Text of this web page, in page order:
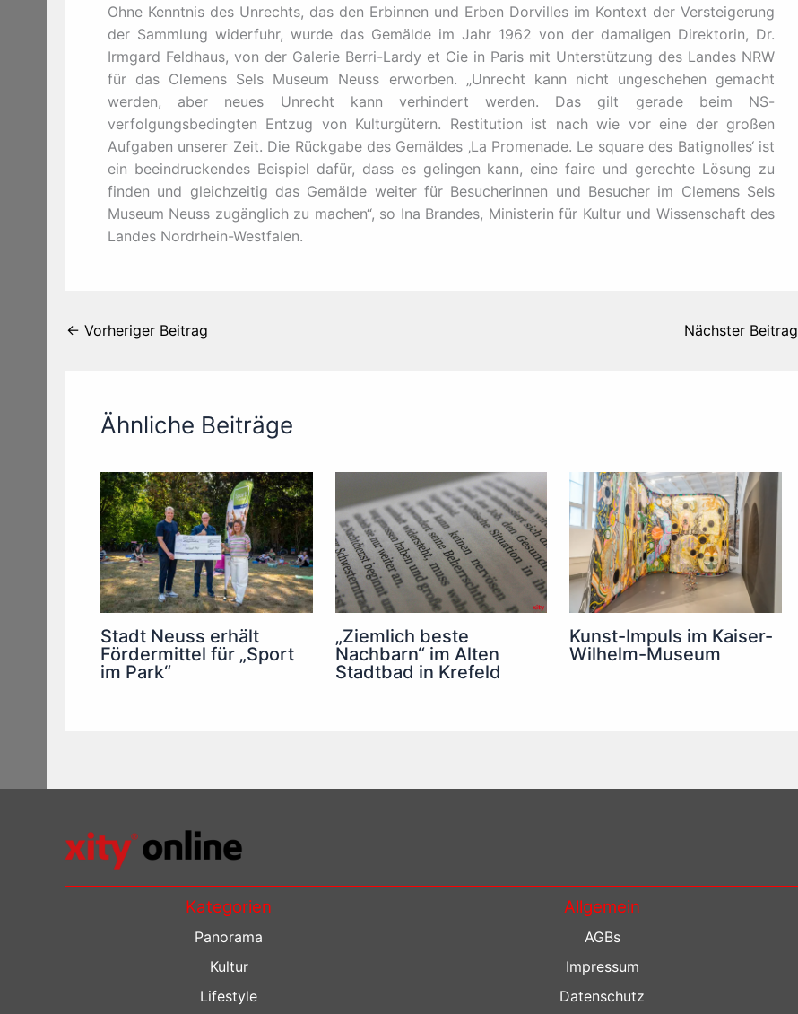
Ohne Kenntnis des Unrechts, das den Erbinnen und Erben Dorvilles im Kontext der Versteigerung
der Sammlung widerfuhr, wurde das Gemälde im Jahr 1962 von der damaligen Direktorin, Dr.
Irmgard Feldhaus, von der Galerie Berri-Lardy et Cie in Paris mit Unterstützung des Landes NRW
für das Clemens Sels Museum Neuss erworben. „Unrecht kann nicht ungeschehen gemacht
werden, aber neues Unrecht kann verhindert werden. Das gilt gerade beim NS-
verfolgungsbedingten Entzug von Kulturgütern. Restitution ist nach wie vor eine der großen
Aufgaben unserer Zeit. Die Rückgabe des Gemäldes ‚La Promenade. Le square des Batignolles‘ ist
ein beeindruckendes Beispiel dafür, dass es gelingen kann, eine faire und gerechte Lösung zu
finden und gleichzeitig das Gemälde weiter für Besucherinnen und Besucher im Clemens Sels
Museum Neuss zugänglich zu machen“, so Ina Brandes, Ministerin für Kultur und Wissenschaft des
Landes Nordrhein-Westfalen.
← Vorheriger Beitrag Nächster Beitrag
Ähnliche Beiträge
Stadt Neuss erhält
Fördermittel für „Sport
im Park“
„Ziemlich beste
Nachbarn“ im Alten
Stadtbad in Krefeld
Kunst-Impuls im Kaiser-
Wilhelm-Museum
Kategorien
Panorama
Kultur
Lifestyle
Allgemein
AGBs
Impressum
Datenschutz